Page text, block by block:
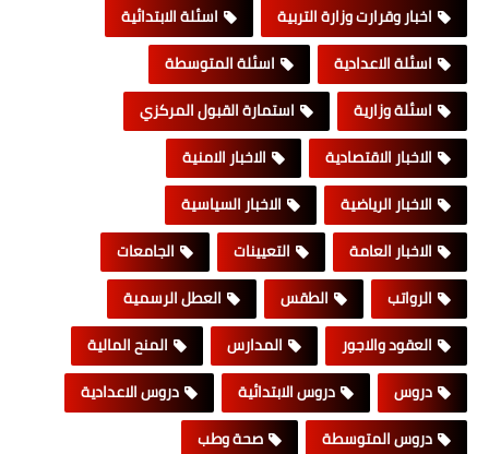
اخبار وقرارت وزارة التربية
اسئلة الابتدائية
اسئلة الاعدادية
اسئلة المتوسطة
اسئلة وزارية
استمارة القبول المركزي
الاخبار الاقتصادية
الاخبار الامنية
الاخبار الرياضية
الاخبار السياسية
الاخبار العامة
التعيينات
الجامعات
الرواتب
الطقس
العطل الرسمية
العقود والاجور
المدارس
المنح المالية
دروس
دروس الابتدائية
دروس الاعدادية
دروس المتوسطة
صحة وطب